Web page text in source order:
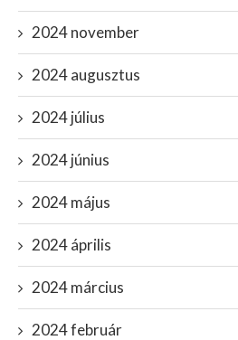
2024 november
2024 augusztus
2024 július
2024 június
2024 május
2024 április
2024 március
2024 február